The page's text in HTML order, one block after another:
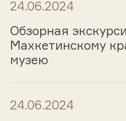
24.06.2024
Обзорная
Махкетинскому
музею
24.06.2024